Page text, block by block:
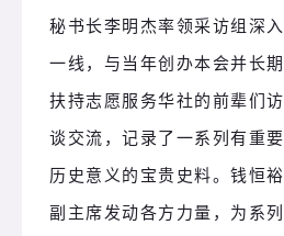
秘书长李明杰率领采访组深入
一线，与当年创办本会并长期
扶持志愿服务华社的前辈们访
谈交流，记录了一系列有重要
历史意义的宝贵史料。 钱恒裕
副主席发动各方力量，为系列